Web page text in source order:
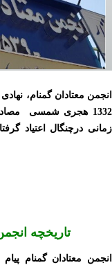
انجمن معتادان گمنام،
زمانی درچنگال اعتياد
بیش از ۲ میلیون
تاریخچه